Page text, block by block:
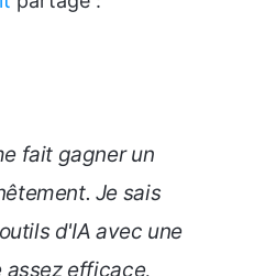
fait gagner un
Je sais
d'IA avec une
efficace,